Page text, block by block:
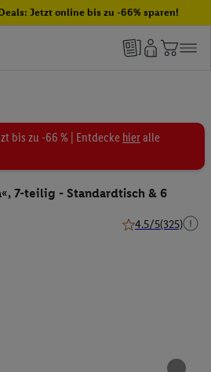
Jetzt online bis zu -66% sparen!
bis zu -66 % | Entdecke hieralle
7-teilig - Standardtisch & 6
4.5/5(325)